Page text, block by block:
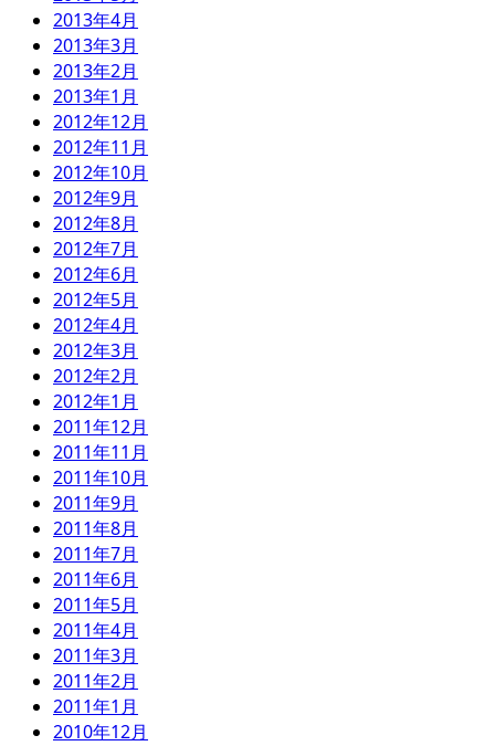
2013年4月
2013年3月
2013年2月
2013年1月
2012年12月
2012年11月
2012年10月
2012年9月
2012年8月
2012年7月
2012年6月
2012年5月
2012年4月
2012年3月
2012年2月
2012年1月
2011年12月
2011年11月
2011年10月
2011年9月
2011年8月
2011年7月
2011年6月
2011年5月
2011年4月
2011年3月
2011年2月
2011年1月
2010年12月